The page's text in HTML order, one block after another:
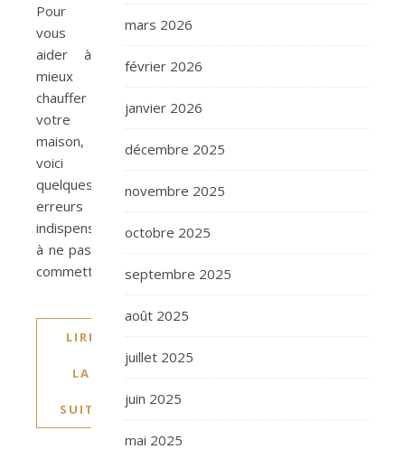
Pour
vous
aider à
mieux
chauffer
votre
maison,
voici
quelques
erreurs
indispensables
à ne pas
commettre.
LIRE
LA
SUITE
mars 2026
février 2026
janvier 2026
décembre 2025
novembre 2025
octobre 2025
septembre 2025
août 2025
juillet 2025
juin 2025
mai 2025